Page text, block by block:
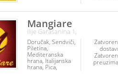
Mangiare
Ilije Garašanina 1,
Doručak Sendviči
Piletina
Mediteranska
hrana Italijanska
hrana Pica